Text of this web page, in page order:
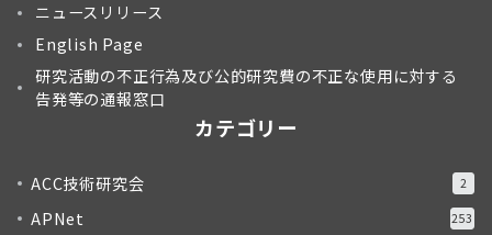
ニュースリリース
English Page
研究活動の不正行為及び公的研究費の不正な使用に対する
告発等の通報窓口
カテゴリー
ACC技術研究会 2
APNet 253